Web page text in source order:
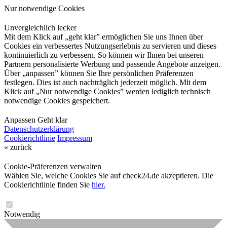
Nur notwendige Cookies
Unvergleichlich lecker
Mit dem Klick auf „geht klar” ermöglichen Sie uns Ihnen über
Cookies ein verbessertes Nutzungserlebnis zu servieren und dieses
kontinuierlich zu verbessern. So können wir Ihnen bei unseren
Partnern personalisierte Werbung und passende Angebote anzeigen.
Über „anpassen” können Sie Ihre persönlichen Präferenzen
festlegen. Dies ist auch nachträglich jederzeit möglich. Mit dem
Klick auf „Nur notwendige Cookies” werden lediglich technisch
notwendige Cookies gespeichert.
Anpassen Geht klar
Datenschutzerklärung
Cookierichtlinie Impressum
« zurück
Cookie-Präferenzen verwalten
Wählen Sie, welche Cookies Sie auf check24.de akzeptieren. Die
Cookierichtlinie finden Sie hier.
Notwendig